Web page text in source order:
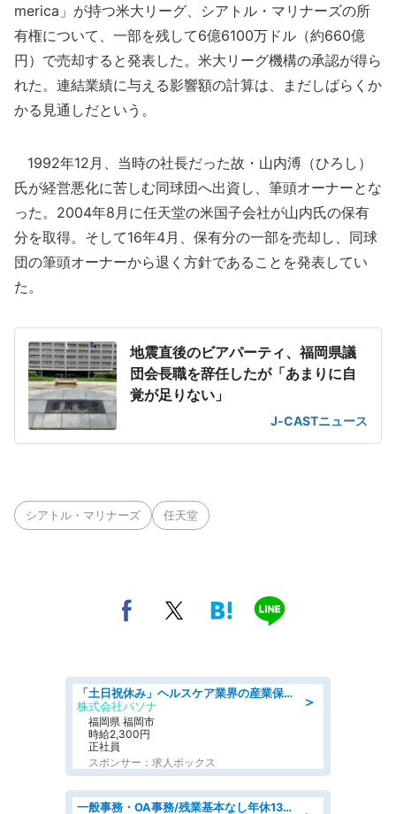
merica」が持つ米大リーグ、シアトル・マリナーズの所
有権について、一部を残して6億6100万ドル（約660億
円）で売却すると発表した。米大リーグ機構の承認が得ら
れた。連結業績に与える影響額の計算は、まだしばらくか
かる見通しだという。
1992年12月、当時の社長だった故・山内溥（ひろし）
氏が経営悪化に苦しむ同球団へ出資し、筆頭オーナーとな
った。2004年8月に任天堂の米国子会社が山内氏の保有
分を取得。そして16年4月、保有分の一部を売却し、同球
団の筆頭オーナーから退く方針であることを発表してい
た。
地震直後のビアパーティ、福岡県議
団会長職を辞任したが「あまりに自
覚が足りない」
J-CASTニュース
シアトル・マリナーズ 任天堂
＞
「土日祝休み」ヘルスケア業界の産業保健師/高時給/未経験OK/要資格:保健師、正看護師
株式会社パソナ
福岡県 福岡市
時給2,300円
正社員
スポンサー：求人ボックス
一般事務・OA事務/残業基本なし年休130日社保完備の一般・調達事務